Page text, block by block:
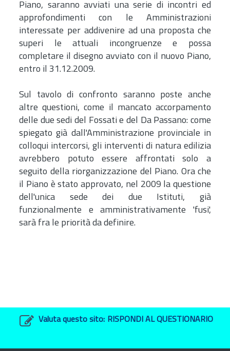
Piano, saranno avviati una serie di incontri ed
approfondimenti con le Amministrazioni
interessate per addivenire ad una proposta che
superi le attuali incongruenze e possa
completare il disegno avviato con il nuovo Piano,
entro il 31.12.2009.
Sul tavolo di confronto saranno poste anche
altre questioni, come il mancato accorpamento
delle due sedi del Fossati e del Da Passano: come
spiegato già dall'Amministrazione provinciale in
colloqui intercorsi, gli interventi di natura edilizia
avrebbero potuto essere affrontati solo a
seguito della riorganizzazione del Piano. Ora che
il Piano è stato approvato, nel 2009 la questione
dell'unica sede dei due Istituti, già
funzionalmente e amministrativamente 'fusi',
sarà fra le priorità da definire.
Valuta questo sito: RISPONDI AL QUESTIONARIO